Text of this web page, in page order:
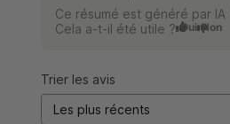
Ce résumé est généré par IA
Cela a-t-il été utile ? Oui Non
Trier les avis